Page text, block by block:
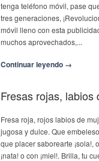
tenga teléfono móvil, pase
tres generaciones,
móvil lleno con esta
muchos aprovechados,...
Continuar leyendo →
Fresas rojas, labios
Fresa roja, rojos labios de
jugosa y dulce. Que
que placer saborearte ¡sola!,
¡nata! o con ¡miel!. Brilla, tu